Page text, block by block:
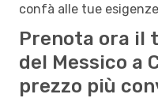
confà alle tue
Prenota ora il
del Messico a
prezzo più